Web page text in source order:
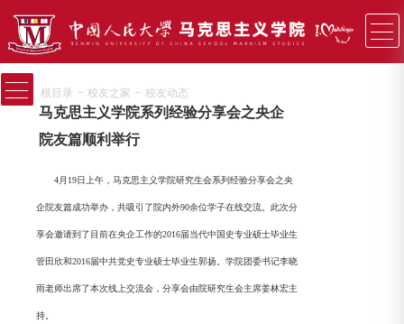
根目录 − 校友之家 − 校友动态
马克思主义学院系列经验分享会之央企
院友篇顺利举行
4月19日上午，马克思主义学院研究生会系列经验分享会之央
企院友篇成功举办，共吸引了院内外90余位学子在线交流。此次分
享会邀请到了目前在央企工作的2016届当代中国史专业硕士毕业生
管田欣和2016届中共党史专业硕士毕业生郭扬。学院团委书记李晓
雨老师出席了本次线上交流会，分享会由院研究生会主席姜林宏主
持。